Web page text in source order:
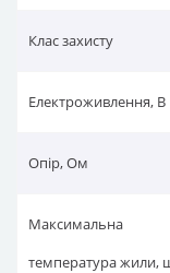
Клас захисту
Електроживлення, В
Опір, Ом
Максимальна
температура жили,